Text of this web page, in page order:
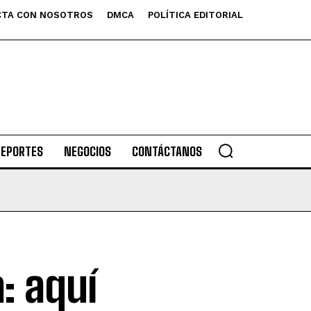
CON NOSOTROS DMCA POLÍTICA EDITORIAL
NEGOCIOS CONTÁCTANOS
aquí